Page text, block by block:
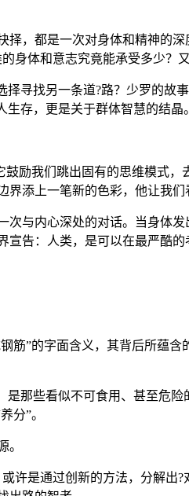
，都是一次对身体和精神的
身体和意志究竟能承受多少？
寻找另一条道?路？少罗的故
存，更是关于群体智慧的结晶。
励我们跳出固有的思维模式
添上一笔新的色彩，他让我
与内心深处的对话。当身体
告：人类，是可以在最严酷的
”的字面含义，其背后所蕴
那些看似不可食用、甚至危
分”。
。
是通过创新的方法，分解出